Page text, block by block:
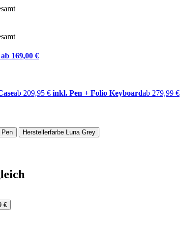
ab 169,00 €
ab 209,95 € inkl. Pen + Folio Keyboardab 279,99 €
Herstellerfarbe Luna Grey
€